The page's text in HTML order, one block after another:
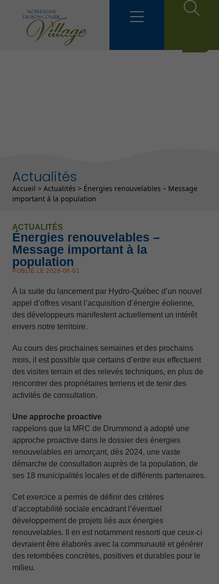
Actualités
Fil d'Ariane
Accueil > Actualités > Énergies renouvelables – Message
important à la population
ACTUALITÉS
Énergies renouvelables –
Message important à la
population
PUBLIÉ LE 2026-06-01
À la suite du lancement par Hydro-Québec d’un nouvel
appel d’offres visant l’acquisition d’énergie éolienne,
des développeurs manifestent actuellement un intérêt
envers notre territoire.
Au cours des prochaines semaines et des prochains
mois, il est possible que certains d’entre eux effectuent
des visites terrain et des relevés techniques, en plus de
rencontrer des propriétaires terriens et de tenir des
activités de consultation.
Une approche proactive
rappelons que la MRC de Drummond a adopté une
approche proactive dans le dossier des énergies
renouvelables en amorçant, dès 2024, une vaste
démarche de consultation auprès de la population, de
ses 18 municipalités locales et de différents partenaires.
Cet exercice a permis de définir des critères
d’acceptabilité sociale encadrant l’éventuel
développement de projets liés aux énergies
renouvelables. Il en est notamment ressorti que ceux-ci
devraient être élaborés avec la communauté et générer
des retombées concrètes, positives et durables pour le
milieu.